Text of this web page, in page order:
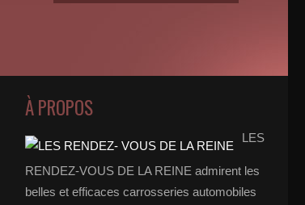
À PROPOS
LES
RENDEZ-VOUS DE LA REINE admirent les
belles et efficaces carrosseries automobiles